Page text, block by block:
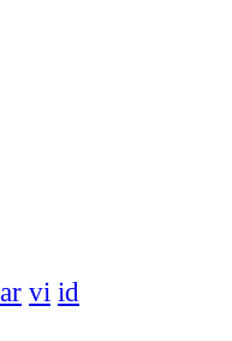
ar vi id